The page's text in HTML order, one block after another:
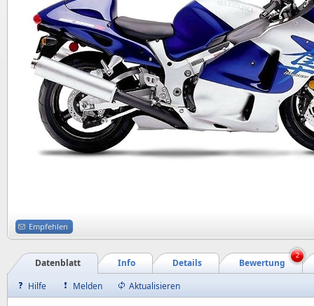
Empfehlen
Bewertung
Details
Info
Datenblatt
2
Hilfe Melden Aktualisieren